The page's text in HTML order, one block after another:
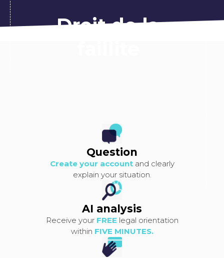
Droit de la
Question
Create your accountand clearly
explain your situation.
AI analysis
Receive your FREE legal orientation
within FIVE MINUTES.